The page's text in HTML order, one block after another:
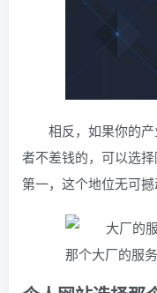
相反，如果你的
者不差钱的，可以选
第一，这个地位无可撼